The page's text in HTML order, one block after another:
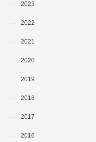
2023
2022
2021
2020
2019
2018
2017
2016